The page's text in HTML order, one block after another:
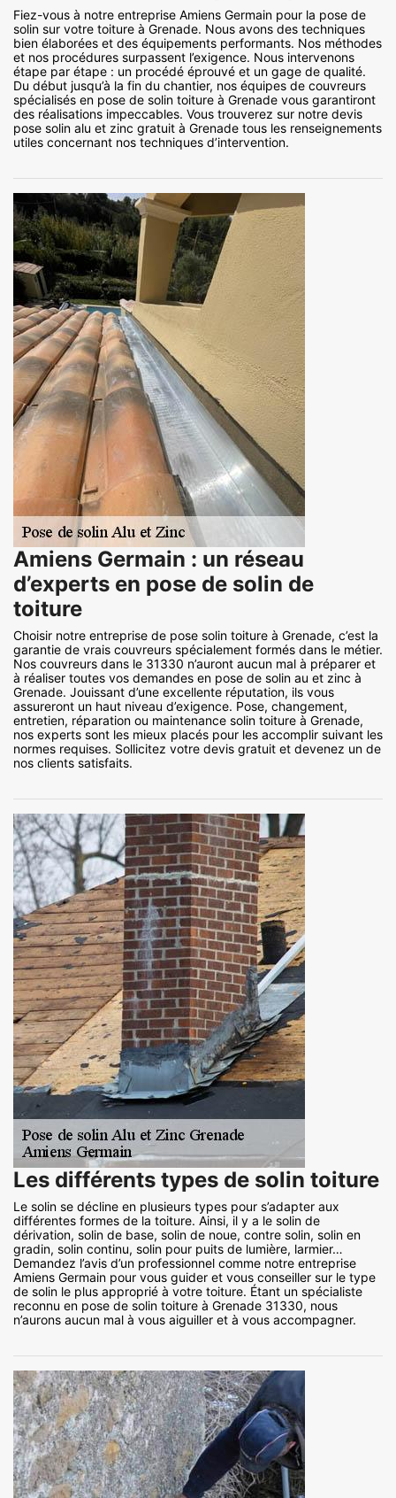
Fiez-vous à notre entreprise Amiens Germain pour la pose de
solin sur votre toiture à Grenade. Nous avons des techniques
bien élaborées et des équipements performants. Nos méthodes
et nos procédures surpassent l’exigence. Nous intervenons
étape par étape : un procédé éprouvé et un gage de qualité.
Du début jusqu’à la fin du chantier, nos équipes de couvreurs
spécialisés en pose de solin toiture à Grenade vous garantiront
des réalisations impeccables. Vous trouverez sur notre devis
pose solin alu et zinc gratuit à Grenade tous les renseignements
utiles concernant nos techniques d’intervention.
Amiens Germain : un réseau
d’experts en pose de solin de
toiture
Choisir notre entreprise de pose solin toiture à Grenade, c’est la
garantie de vrais couvreurs spécialement formés dans le métier.
Nos couvreurs dans le 31330 n’auront aucun mal à préparer et
à réaliser toutes vos demandes en pose de solin au et zinc à
Grenade. Jouissant d’une excellente réputation, ils vous
assureront un haut niveau d’exigence. Pose, changement,
entretien, réparation ou maintenance solin toiture à Grenade,
nos experts sont les mieux placés pour les accomplir suivant les
normes requises. Sollicitez votre devis gratuit et devenez un de
nos clients satisfaits.
Les différents types de solin toiture
Le solin se décline en plusieurs types pour s’adapter aux
différentes formes de la toiture. Ainsi, il y a le solin de
dérivation, solin de base, solin de noue, contre solin, solin en
gradin, solin continu, solin pour puits de lumière, larmier…
Demandez l’avis d’un professionnel comme notre entreprise
Amiens Germain pour vous guider et vous conseiller sur le type
de solin le plus approprié à votre toiture. Étant un spécialiste
reconnu en pose de solin toiture à Grenade 31330, nous
n’aurons aucun mal à vous aiguiller et à vous accompagner.